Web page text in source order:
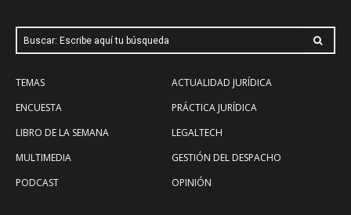
Buscar: Escribe aquí tu búsqueda
TEMAS
ENCUESTA
LIBRO DE LA SEMANA
MULTIMEDIA
PODCAST
ACTUALIDAD JURÍDICA
PRÁCTICA JURÍDICA
LEGALTECH
GESTIÓN DEL DESPACHO
OPINIÓN